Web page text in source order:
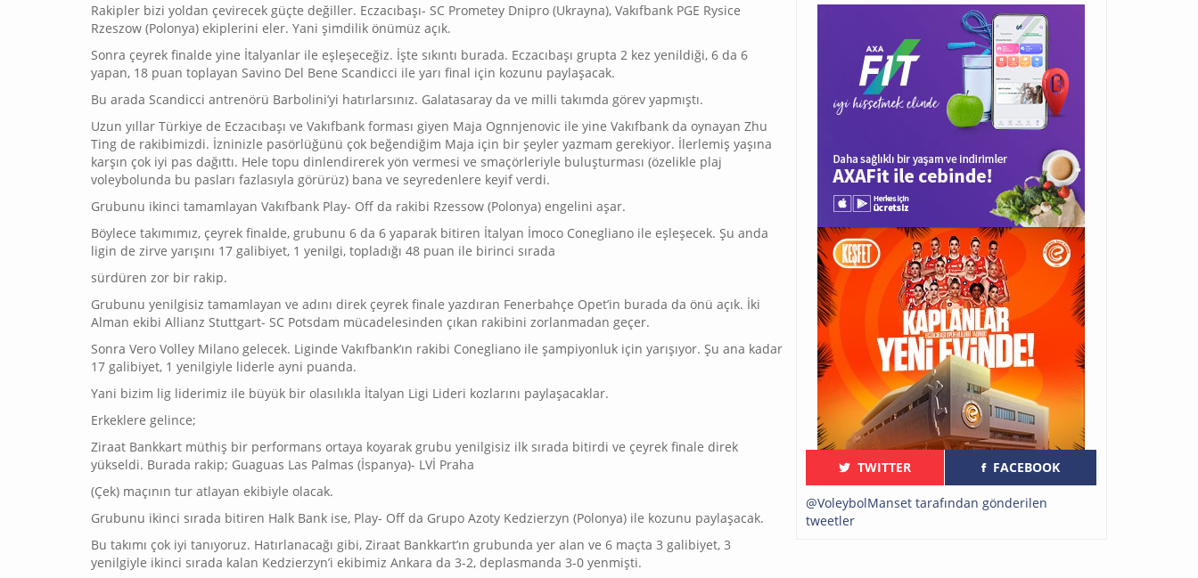
Rakipler bizi yoldan çevirecek güçte değiller. Eczacıbaşı- SC Prometey Dnipro (Ukrayna), Vakıfbank PGE Rysice
Rzeszow (Polonya) ekiplerini eler. Yani şimdilik önümüz açık.
Sonra çeyrek finalde yine İtalyanlar ile eşleşeceğiz. İşte sıkıntı burada. Eczacıbaşı grupta 2 kez yenildiği, 6 da 6
yapan, 18 puan toplayan Savino Del Bene Scandicci ile yarı final için kozunu paylaşacak.
Bu arada Scandicci antrenörü Barbolini’yi hatırlarsınız. Galatasaray da ve milli takımda görev yapmıştı.
Uzun yıllar Türkiye de Eczacıbaşı ve Vakıfbank forması giyen Maja Ognnjenovic ile yine Vakıfbank da oynayan Zhu
Ting de rakibimizdi. İzninizle pasörlüğünü çok beğendiğim Maja için bir şeyler yazmam gerekiyor. İlerlemiş yaşına
karşın çok iyi pas dağıttı. Hele topu dinlendirerek yön vermesi ve smaçörleriyle buluşturması (özelikle plaj
voleybolunda bu pasları fazlasıyla görürüz) bana ve seyredenlere keyif verdi.
Grubunu ikinci tamamlayan Vakıfbank Play- Off da rakibi Rzessow (Polonya) engelini aşar.
Böylece takımımız, çeyrek finalde, grubunu 6 da 6 yaparak bitiren İtalyan İmoco Conegliano ile eşleşecek. Şu anda
ligin de zirve yarışını 17 galibiyet, 1 yenilgi, topladığı 48 puan ile birinci sırada
sürdüren zor bir rakip.
Grubunu yenilgisiz tamamlayan ve adını direk çeyrek finale yazdıran Fenerbahçe Opet’in burada da önü açık. İki
Alman ekibi Allianz Stuttgart- SC Potsdam mücadelesinden çıkan rakibini zorlanmadan geçer.
Sonra Vero Volley Milano gelecek. Liginde Vakıfbank’ın rakibi Conegliano ile şampiyonluk için yarışıyor. Şu ana kadar
17 galibiyet, 1 yenilgiyle liderle ayni puanda.
Yani bizim lig liderimiz ile büyük bir olasılıkla İtalyan Ligi Lideri kozlarını paylaşacaklar.
Erkeklere gelince;
Ziraat Bankkart müthiş bir performans ortaya koyarak grubu yenilgisiz ilk sırada bitirdi ve çeyrek finale direk
yükseldi. Burada rakip; Guaguas Las Palmas (İspanya)- LVİ Praha
(Çek) maçının tur atlayan ekibiyle olacak.
Grubunu ikinci sırada bitiren Halk Bank ise, Play- Off da Grupo Azoty Kedzierzyn (Polonya) ile kozunu paylaşacak.
Bu takımı çok iyi tanıyoruz. Hatırlanacağı gibi, Ziraat Bankkart’ın grubunda yer alan ve 6 maçta 3 galibiyet, 3
yenilgiyle ikinci sırada kalan Kedzierzyn’i ekibimiz Ankara da 3-2, deplasmanda 3-0 yenmişti.
TWITTER FACEBOOK
@VoleybolManset tarafından gönderilen
tweetler